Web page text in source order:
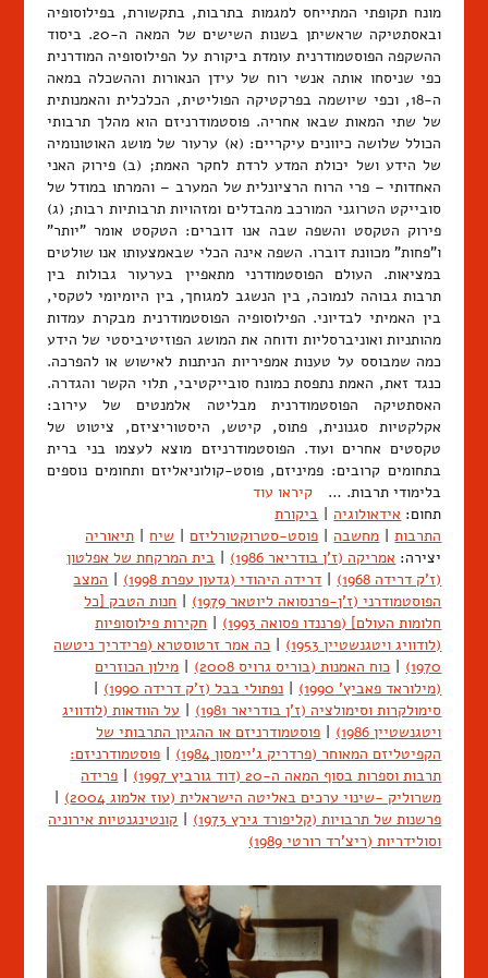
מונח תקופתי המתייחס למגמות בתרבות, בתקשורת, בפילוסופיה
ובאסתטיקה שראשיתן בשנות השישים של המאה ה-20. ביסוד
ההשקפה הפוסטמודרנית עומדת ביקורת על הפילוסופיה המודרנית
כפי שניסחו אותה אנשי רוח של עידן הנאורות וההשכלה במאה
ה-18, וכפי שיושמה בפרקטיקה הפוליטית, הכלכלית והאמנותית
של שתי המאות שבאו אחריה. פוסטמודרניזם הוא מהלך תרבותי
הכולל שלושה כיוונים עיקריים: (א) ערעור של מושג האוטונומיה
של הידע ושל יכולת המדע לרדת לחקר האמת; (ב) פירוק האני
האחדותי – פרי הרוח הרציונלית של המערב – והמרתו במודל של
סובייקט הטרוגני המורכב מהבדלים ומזהויות תרבותיות רבות; (ג)
פירוק הטקסט והשפה שבה אנו דוברים: הטקסט אומר "יותר"
ו"פחות" מכוונת דוברו. השפה אינה הכלי שבאמצעותו אנו שולטים
במציאות. העולם הפוסטמודרני מתאפיין בערעור גבולות בין
תרבות גבוהה לנמוכה, בין הנשגב למגוחך, בין היומיומי לטקסי,
בין האמיתי לבדיוני. הפילוסופיה הפוסטמודרנית מבקרת עמדות
מהותניות ואוניברסליות ודוחה את המושג הפוזיטיביסטי של הידע
כמה שמבוסס על טענות אמפיריות הניתנות לאישוש או להפרכה.
כנגד זאת, האמת נתפסת כמונח סובייקטיבי, תלוי הקשר והגדרה.
האסתטיקה הפוסטמודרנית מבליטה אלמנטים של עירוב:
אקלקטיות סגנונית, פתוס, קיטש, היסטוריציזם, ציטוט של
טקסטים אחרים ועוד. הפוסטמודרניזם מוצא לעצמו בני ברית
בתחומים קרובים: פמיניזם, פוסט-קולוניאליזם ותחומים נוספים
בלימודי תרבות. … קיראו עוד
תחום: אידאולוגיה | ביקורת
התרבות | מחשבה | פוסט-סטרוקטורליזם | שיח | תיאוריה
יצירה: אמריקה (ז'ן בודריאר 1986) | בית המרקחת של אפלטון
(ז'ק דרידה 1968)
| דרידה היהודי (גדעון עפרת 1998) | המצב
הפוסטמודרני (ז'ן-פרנסואה ליוטאר 1979)
| חנות הטבק [כל
חלומות העולם] (פרננדו פסואה 1993)
| חקירות פילוסופיות
(לודוויג ויטגנשטיין 1953)
| כה אמר זרטוסטרא (פרידריך ניטשה
1970)
| כוח האמנות (בוריס גרויס 2008) | מילון הכוזרים
(מילוראד פאביץ' 1990)
| נפתולי בבל (ז'ק דרידה 1990)
|
סימולקרות וסימולציה (ז'ן בודריאר 1981)
| על הוודאות (לודוויג
ויטגנשטיין 1986)
| פוסטמודרניזם או ההגיון התרבותי של
הקפיטליזם המאוחר (פרדריק ג'יימסון 1984)
| פוסטמודרניזם:
תרבות וספרות בסוף המאה ה-20 (דוד גורביץ 1997)
| פרידה
משרוליק -שינוי ערכים באליטה הישראלית (עוז אלמוג 2004)
|
פרשנות של תרבויות (קליפורד גירץ 1973)
| קונטינגנטיות אירוניה
וסולידריות (ריצ'רד רורטי 1989)